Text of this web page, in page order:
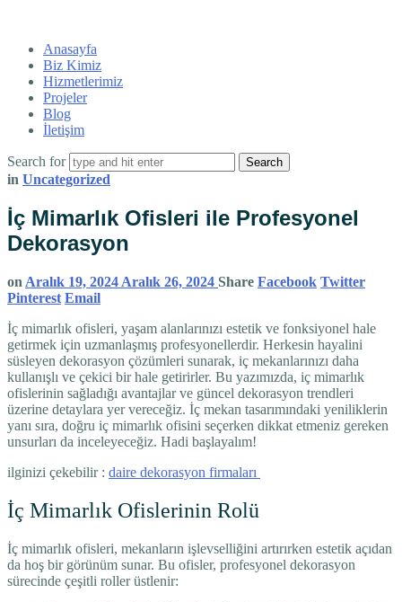
Anasayfa
Biz Kimiz
Hizmetlerimiz
Projeler
Blog
İletişim
Search for
in Uncategorized
İç Mimarlık Ofisleri ile Profesyonel
Dekorasyon
on Aralık 19, 2024 Aralık 26, 2024 Share Facebook Twitter
Pinterest Email
İç mimarlık ofisleri, yaşam alanlarınızı estetik ve fonksiyonel hale
getirmek için uzmanlaşmış profesyonellerdir. Herkesin hayalini
süsleyen dekorasyon çözümleri sunarak, iç mekanlarınızı daha
kullanışlı ve çekici bir hale getirirler. Bu yazımızda, iç mimarlık
ofislerinin sağladığı avantajlar ve güncel dekorasyon trendleri
üzerine detaylara yer vereceğiz. İç mekan tasarımındaki yeniliklerin
yanı sıra, doğru iç mimarlık ofisini seçerken dikkat etmeniz gereken
unsurları da inceleyeceğiz. Hadi başlayalım!
ilginizi çekebilir : daire dekorasyon firmaları
İç Mimarlık Ofislerinin Rolü
İç mimarlık ofisleri, mekanların işlevselliğini artırırken estetik açıdan
da hoş bir görünüm sunar. Bu ofisler, profesyonel dekorasyon
sürecinde çeşitli roller üstlenir: